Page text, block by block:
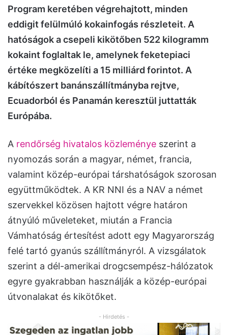
Program keretében végrehajtott, minden
eddigit felülmúló kokainfogás részleteit. A
hatóságok a csepeli kikötőben 522 kilogramm
kokaint foglaltak le, amelynek feketepiaci
értéke megközelíti a 15 milliárd forintot. A
kábítószert banánszállítmányba rejtve,
Ecuadorból és Panamán keresztül juttatták
Európába.
A rendőrség hivatalos közleménye szerint a
nyomozás során a magyar, német, francia,
valamint közép-európai társhatóságok szorosan
együttműködtek. A KR NNI és a NAV a német
szervekkel közösen hajtott végre határon
átnyúló műveleteket, miután a Francia
Vámhatóság értesítést adott egy Magyarország
felé tartó gyanús szállítmányról. A vizsgálatok
szerint a dél-amerikai drogcsempész-hálózatok
egyre gyakrabban használják a közép-európai
útvonalakat és kikötőket.
- Hirdetés -